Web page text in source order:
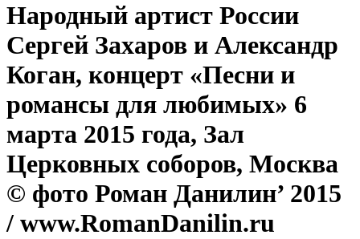
Народный артист России
Сергей Захаров и Александр
Коган, концерт «Песни и
романсы для любимых» 6
марта 2015 года, Зал
Церковных соборов, Москва
© фото Роман Данилин’ 2015
/ www.RomanDanilin.ru